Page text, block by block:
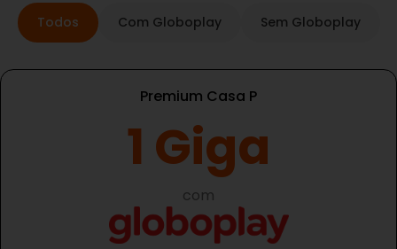
Todos Com Globoplay Sem Globoplay
Premium Casa P
1 Giga
com